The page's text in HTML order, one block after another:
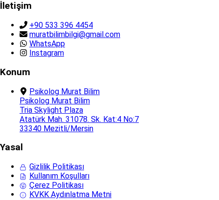
İletişim
+90 533 396 4454
muratbilimbilgi@gmail.com
WhatsApp
Instagram
Konum
Psikolog Murat Bilim
Psikolog Murat Bilim
Tria Skylight Plaza
Atatürk Mah. 31078. Sk. Kat:4 No:7
33340 Mezitli/Mersin
Yasal
Gizlilik Politikası
Kullanım Koşulları
Çerez Politikası
KVKK Aydınlatma Metni